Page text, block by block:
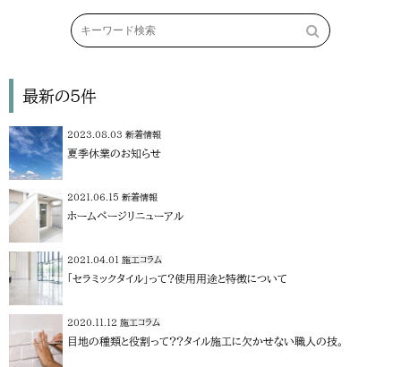
最新の5件
2023.08.03 新着情報
夏季休業のお知らせ
2021.06.15 新着情報
ホームページリニューアル
2021.04.01 施工コラム
「セラミックタイル」って?使用用途と特徴について
2020.11.12 施工コラム
目地の種類と役割って??タイル施工に欠かせない職人の技。